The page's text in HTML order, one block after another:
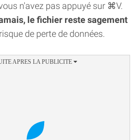
n'avez pas appuyé sur ⌘V.
le fichier reste sagement
de perte de données.